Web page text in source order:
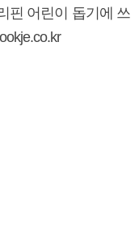
핀 어린이 돕기에 쓰